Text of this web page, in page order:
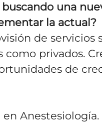
una
la actual?
de servicios
privados.
de
Anestesiología.